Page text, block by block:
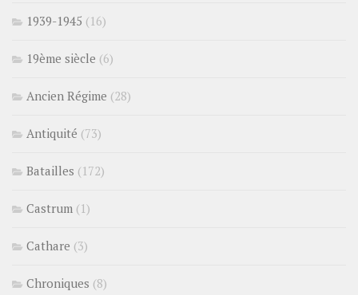
1939-1945 (16)
19ème siècle (6)
Ancien Régime (28)
Antiquité (73)
Batailles (172)
Castrum (1)
Cathare (3)
Chroniques (8)